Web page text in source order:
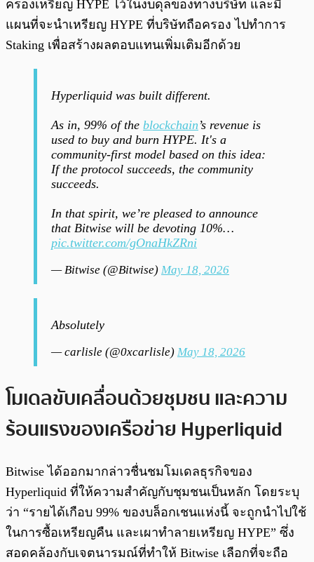
ครองเหรียญ HYPE ไว้ในงบดุลของทางบริษัท และมี
แผนที่จะนำเหรียญ HYPE ที่บริษัทถือครอง ไปทำการ
Staking เพื่อสร้างผลตอบแทนเพิ่มเติมอีกด้วย
Hyperliquid was built different.
As in, 99% of the blockchain’s revenue is
used to buy and burn HYPE. It's a
community-first model based on this idea:
If the protocol succeeds, the community
succeeds.
In that spirit, we’re pleased to announce
that Bitwise will be devoting 10%…
pic.twitter.com/gOnaHkZRni
— Bitwise (@Bitwise) May 18, 2026
Absolutely
— carlisle (@0xcarlisle) May 18, 2026
โมเดลขับเคลื่อนด้วยชุมชน และความ
ร้อนแรงของเครือข่าย Hyperliquid
Bitwise ได้ออกมากล่าวชื่นชมโมเดลธุรกิจของ
Hyperliquid ที่ให้ความสำคัญกับชุมชนเป็นหลัก โดยระบุ
ว่า “รายได้เกือบ 99% ของบล็อกเชนแห่งนี้ จะถูกนำไปใช้
ในการซื้อเหรียญคืน และเผาทำลายเหรียญ HYPE” ซึ่ง
สอดคล้องกับเจตนารมณ์ที่ทำให้ Bitwise เลือกที่จะถือ